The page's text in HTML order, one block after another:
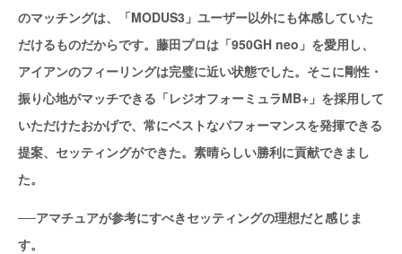
のマッチングは、「MODUS3」ユーザー以外にも体感していた
だけるものだからです。藤田プロは「950GH neo」を愛用し、
アイアンのフィーリングは完璧に近い状態でした。そこに剛性・
振り心地がマッチできる「レジオフォーミュラMB+」を採用して
いただけたおかげで、常にベストなパフォーマンスを発揮できる
提案、セッティングができた。素晴らしい勝利に貢献できまし
た。
──アマチュアが参考にすべきセッティングの理想だと感じま
す。